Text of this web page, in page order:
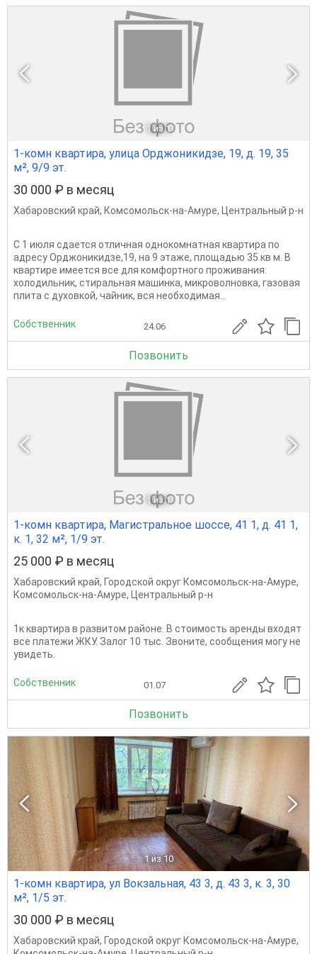
1 из 1
1-комн квартира, улица Орджоникидзе, 19, д. 19, 35
м², 9/9 эт.
30 000 ₽ в месяц
Хабаровский край, Комсомольск-на-Амуре, Центральный р-н
С 1 июля сдается отличная однокомнатная квартира по
адресу Орджоникидзе,19, на 9 этаже, площадью 35 кв м. В
квартире имеется все для комфортного проживания:
холодильник, стиральная машинка, микроволновка, газовая
плита с духовкой, чайник, вся необходимая...
Собственник 24.06
Позвонить
1 из 1
1-комн квартира, Магистральное шоссе, 41 1, д. 41 1,
к. 1, 32 м², 1/9 эт.
25 000 ₽ в месяц
Хабаровский край, Городской округ Комсомольск-на-Амуре,
Комсомольск-на-Амуре, Центральный р-н
1к квартира в развитом районе. В стоимость аренды входят
все платежи ЖКУ. Залог 10 тыс. Звоните, сообщения могу не
увидеть.
Собственник 01.07
Позвонить
1 из 10
1-комн квартира, ул Вокзальная, 43 3, д. 43 3, к. 3, 30
м², 1/5 эт.
30 000 ₽ в месяц
Хабаровский край, Городской округ Комсомольск-на-Амуре,